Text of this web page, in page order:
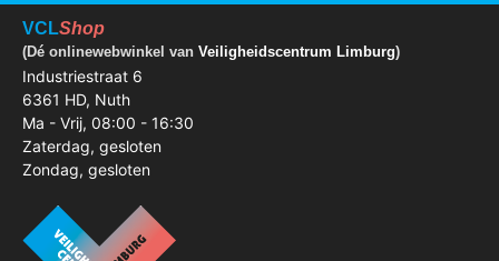
VCLShop
(Dé onlinewebwinkel van Veiligheidscentrum Limburg)
Industriestraat 6
6361 HD, Nuth
Ma - Vrij, 08:00 - 16:30
Zaterdag, gesloten
Zondag, gesloten